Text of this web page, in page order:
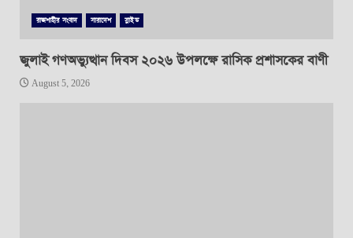
রাজশাহীর সংবাদ সারাদেশ স্লাইড
জুলাই গণঅভ্যুত্থান দিবস ২০২৬ উপলক্ষে রাসিক প্রশাসকের বাণী
August 5, 2026